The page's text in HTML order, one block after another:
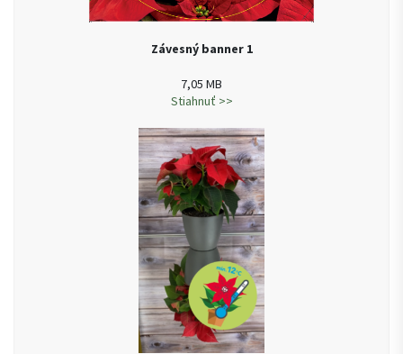
Závesný banner 1
7,05 MB
Stiahnuť >>